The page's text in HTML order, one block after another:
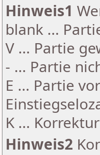
Hinweis1
blank ...
V ... Partie
- ... Partie
E ... Partie
K ...
Hinweis2